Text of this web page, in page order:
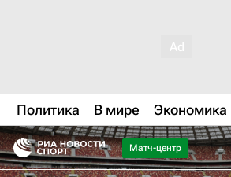
Политика В мире Экономика
Матч-центр